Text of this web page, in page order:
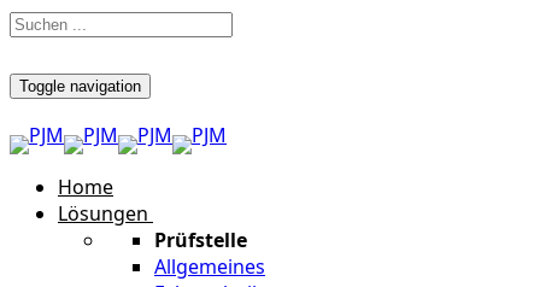
Toggle navigation
Home
Lösungen
Prüfstelle
Allgemeines